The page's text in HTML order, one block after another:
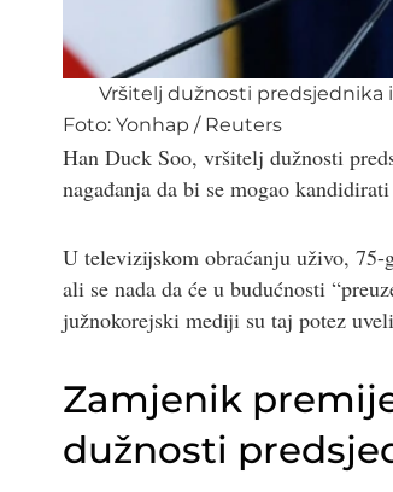
Vršitelj dužnosti predsjednika
Foto: Yonhap / Reuters
Han Duck Soo, vršitelj dužnosti
nagađanja da bi se mogao
U televizijskom obraćanju uživo,
ali se nada da će u budućnosti
južnokorejski mediji su taj potez
Zamjenik
dužnosti